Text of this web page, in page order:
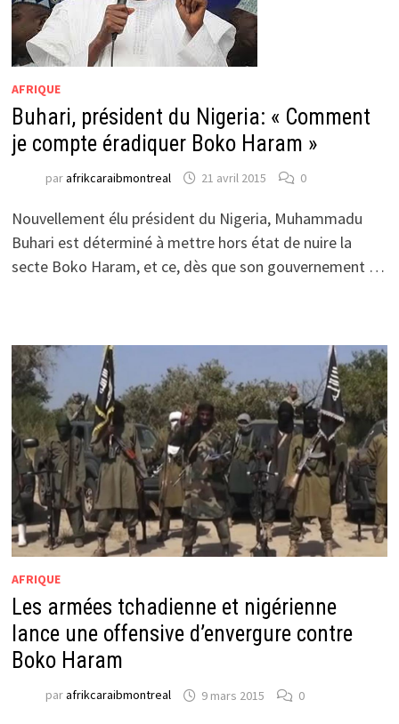
AFRIQUE
Buhari, président du Nigeria: « Comment
je compte éradiquer Boko Haram »
parafrikcaraibmontreal 21 avril 2015 0
Nouvellement élu président du Nigeria, Muhammadu
Buhari est déterminé à mettre hors état de nuire la
secte Boko Haram, et ce, dès que son gouvernement …
AFRIQUE
Les armées tchadienne et nigérienne
lance une offensive d’envergure contre
Boko Haram
parafrikcaraibmontreal 9 mars 2015 0